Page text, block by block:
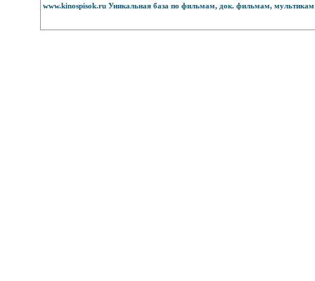
www.kinospisok.ru Уникальная база по фильмам, док. фильмам,